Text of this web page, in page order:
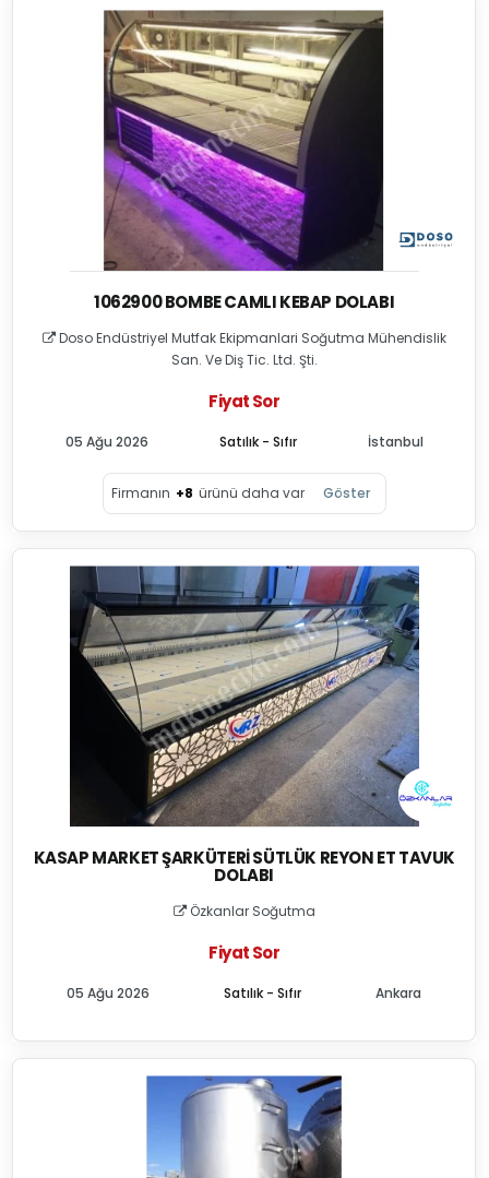
1062900 BOMBE CAMLI KEBAP DOLABI
Doso Endüstriyel Mutfak Ekipmanlari Soğutma Mühendislik
San. Ve Diş Tic. Ltd. Şti.
Fiyat Sor
Satılık - Sıfır
05 Ağu 2026 İstanbul
Firmanın +8 ürünü daha var Göster
KASAP MARKET ŞARKÜTERI SÜTLÜK REYON ET TAVUK
DOLABI
Özkanlar Soğutma
Fiyat Sor
Satılık - Sıfır
05 Ağu 2026 Ankara